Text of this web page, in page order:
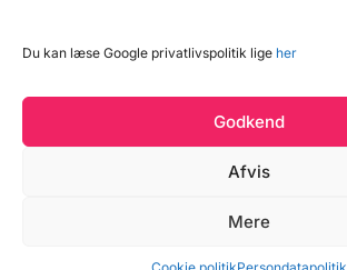
Du kan læse Google privatlivspolitik lige her
Godkend
Afvis
Mere
Vind et gavekort